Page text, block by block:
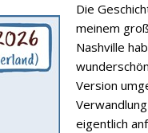
Die
meinem
Nashville
Version
eigentlich